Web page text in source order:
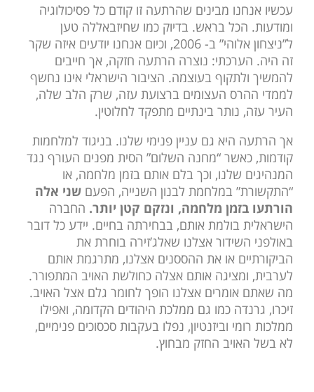
עכשיו אנחנו מבינים שהרתעה זו קודם כל פסיכולוגיה
ומודעות. הכל בראש. בדיוק כמו שחיזבאללה טען
ל”ניצחון אלוהי” ב- 2006, וכיום אנחנו יודעים איזה שקר
זה היה. הערכתי: נוצרה הרתעה חזקה, אך חייבים
להמשיך ולתקוף בעוצמה. הציבור הישראלי אינו נחשף
לממדי ההרס העצומים ברצועת עזה, שרק הלב שלה,
העיר עזה, נותר בינתיים מתפקד לחלוטין.
אך הרתעה היא גם עניין פנימי שלנו. בניגוד למלחמות
קודמות, כאשר “מחנה השלום” הסית מפנים העורף נגד
המנהיגים שלנו, וכך בלם אותם בזמן מלחמה, או
“התקשורת” במלחמת לבנון השנייה, הפעם שני אלה
הורתעו בזמן מלחמה, ונזקם קטן יותר. החברה
הישראלית בולמת אותם, בבחירתה בחיים. יידע כל דובר
באולפני השידור אצלנו שאלג’זירה בוחרת את
הביקורתיים או את ההססנים אצלנו, מתרגמת אותם
לערבית, ומציגה אותם אצלה כחולשת האויב המתפורר.
מה שאתם אומרים אצלנו הופך לחומר גלם אצל האויב.
זיכרו, גרנדה כמו גם ממלכת היהודים הקדומה, ואפילו
ממלכות רומי וביזנטיון, נפלו בעקבות סכסוכים פנימיים,
לא בשל האויב החזק מבחוץ.